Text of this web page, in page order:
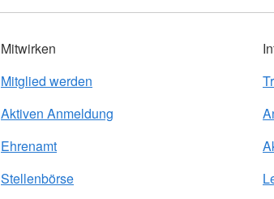
Mitwirken
Mitglied werden
Aktiven Anmeldung
Ehrenamt
Stellenbörse